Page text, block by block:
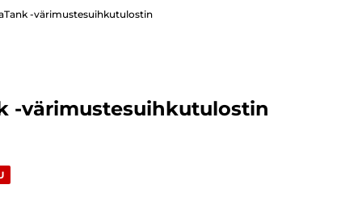
-värimustesuihkutulostin
-värimustesuihkutulostin